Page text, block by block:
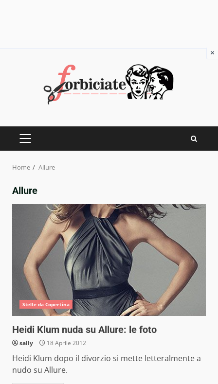
PRIMARY
Home Allure
Allure
Stelle da Copertina
Heidi Klum nuda su Allure: le foto
sally 18 Aprile 2012
Heidi Klum dopo il divorzio si mette letteralmente a
nudo su Allure.
×